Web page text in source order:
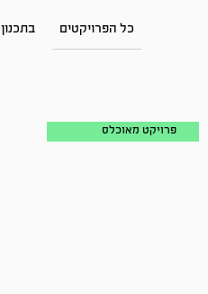
כל הפרויקטים בתכנון
פרויקט מאוכלס